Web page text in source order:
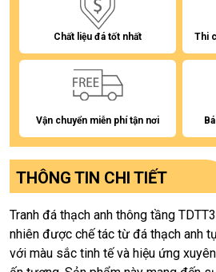
Chất liệu đá tốt nhất Thi
Vận chuyển miễn phí tận nơi
THÔNG TIN CHI TIẾT
Tranh đá thạch anh thông tầng
nhiên được chế tác từ đá thạch anh
với màu sắc tinh tế và hiệu ứng